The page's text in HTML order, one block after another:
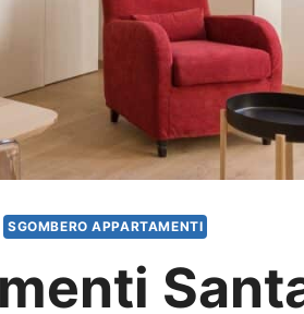
SGOMBERO APPARTAMENTI